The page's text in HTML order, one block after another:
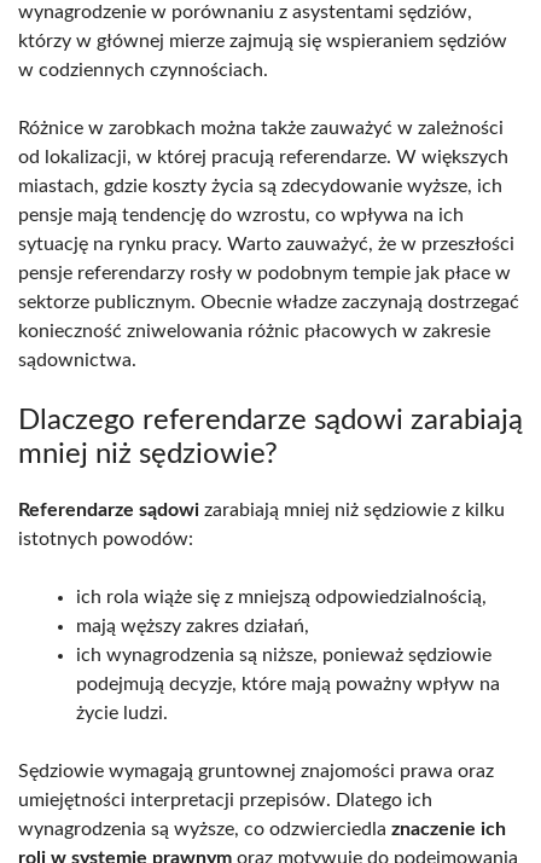
wynagrodzenie w porównaniu z asystentami sędziów,
którzy w głównej mierze zajmują się wspieraniem sędziów
w codziennych czynnościach.
Różnice w zarobkach można także zauważyć w zależności
od lokalizacji, w której pracują referendarze. W większych
miastach, gdzie koszty życia są zdecydowanie wyższe, ich
pensje mają tendencję do wzrostu, co wpływa na ich
sytuację na rynku pracy. Warto zauważyć, że w przeszłości
pensje referendarzy rosły w podobnym tempie jak płace w
sektorze publicznym. Obecnie władze zaczynają dostrzegać
konieczność zniwelowania różnic płacowych w zakresie
sądownictwa.
Dlaczego referendarze sądowi zarabiają
mniej niż sędziowie?
Referendarze sądowi zarabiają mniej niż sędziowie z kilku
istotnych powodów:
ich rola wiąże się z mniejszą odpowiedzialnością,
mają węższy zakres działań,
ich wynagrodzenia są niższe, ponieważ sędziowie
podejmują decyzje, które mają poważny wpływ na
życie ludzi.
Sędziowie wymagają gruntownej znajomości prawa oraz
umiejętności interpretacji przepisów. Dlatego ich
wynagrodzenia są wyższe, co odzwierciedla znaczenie ich
roli w systemie prawnym oraz motywuje do podejmowania